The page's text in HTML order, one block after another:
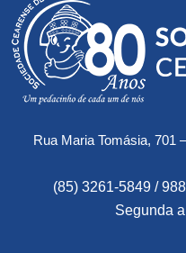
Rua Maria Tomásia, 701
(85) 3261-5849 /
Segunda